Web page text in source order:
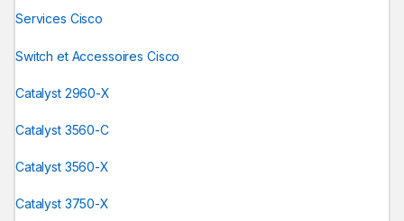
Services Cisco
Switch et Accessoires Cisco
Catalyst 2960-X
Catalyst 3560-C
Catalyst 3560-X
Catalyst 3750-X